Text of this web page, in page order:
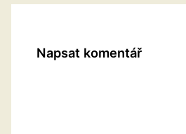
Napsat komentář